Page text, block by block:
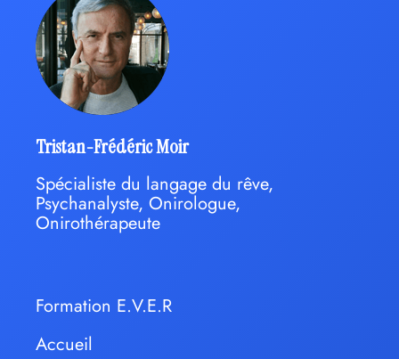
Tristan-Frédéric Moir
Spécialiste du langage du rêve,
Psychanalyste, Onirologue,
Onirothérapeute
Formation E.V.E.R
Accueil